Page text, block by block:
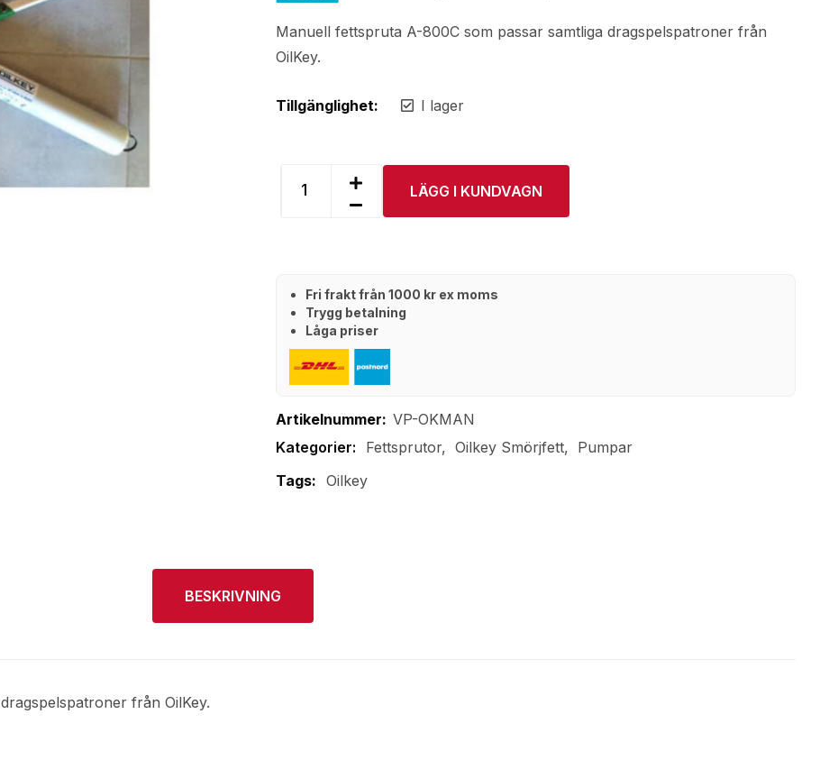
Manuell fettspruta A-800C som passar samtliga dragspelspatroner från
OilKey.
Tillgänglighet: I lager
LÄGG I KUNDVAGN
Fri frakt från 1000 kr ex moms
Trygg betalning
Låga priser
Artikelnummer: VP-OKMAN
Fettsprutor
Oilkey Smörjfett
Pumpar
Tags: Oilkey
BESKRIVNING
från OilKey.